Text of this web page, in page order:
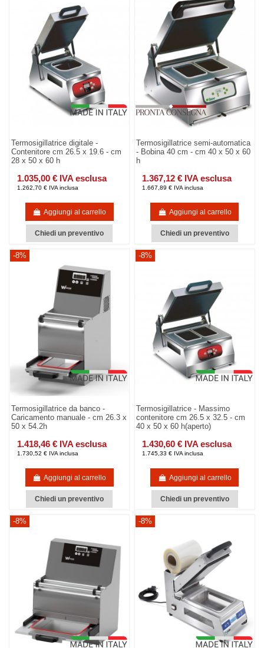
Termosigillatrice digitale -
Contenitore cm 26.5 x 19.6 - cm
28 x 50 x 60 h
1.035,00 € IVA esclusa
1.262,70 € IVA inclusa
Aggiungi al carrello
Chiedi un preventivo
Termosigillatrice semi-automatica
- Bobina 40 cm - cm 40 x 50 x 60
h
1.367,12 € IVA esclusa
1.667,89 € IVA inclusa
Aggiungi al carrello
Chiedi un preventivo
-8%
Termosigillatrice da banco -
Caricamento manuale - cm 26.3 x
50 x 54.2h
1.418,46 € IVA esclusa
1.730,52 € IVA inclusa
Aggiungi al carrello
Chiedi un preventivo
-8%
Termosigillatrice - Massimo
contenitore cm 26.5 x 32.5 - cm
40 x 50 x 60 h(aperto)
1.430,60 € IVA esclusa
1.745,33 € IVA inclusa
Aggiungi al carrello
Chiedi un preventivo
-8% -8%